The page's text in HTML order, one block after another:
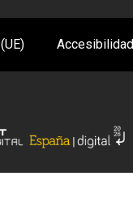
Accesibilidad